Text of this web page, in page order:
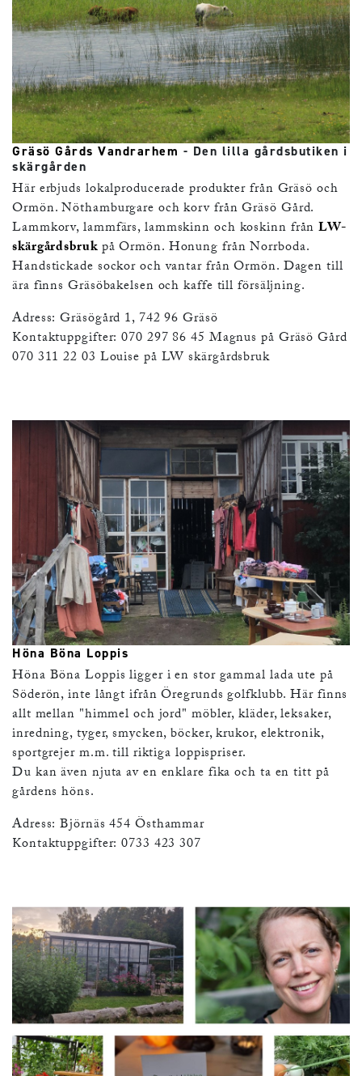
Gräsö Gårds Vandrarhem - Den lilla gårdsbutiken i
skärgården
Här erbjuds lokalproducerade produkter från Gräsö och
Ormön. Nöthamburgare och korv från Gräsö Gård.
Lammkorv, lammfärs, lammskinn och koskinn frånLW-
skärgårdsbrukpå Ormön. Honung från Norrboda.
Handstickade sockor och vantar från Ormön. Dagen till
ära finns Gräsöbakelsen och kaffe till försäljning.
Adress: Gräsögård 1, 742 96 Gräsö
Kontaktuppgifter: 070 297 86 45 Magnus på Gräsö Gård
070 311 22 03 Louise på LW skärgårdsbruk
Höna Böna Loppis
Höna Böna Loppis ligger i en stor gammal lada ute på
Söderön, inte långt ifrån Öregrunds golfklubb. Här finns
allt mellan "himmel och jord" möbler, kläder, leksaker,
inredning, tyger, smycken, böcker, krukor, elektronik,
sportgrejer m.m. till riktiga loppispriser.
Du kan även njuta av en enklare fika och ta en titt på
gårdens höns.
Adress: Björnäs 454 Östhammar
Kontaktuppgifter: 0733 423 307